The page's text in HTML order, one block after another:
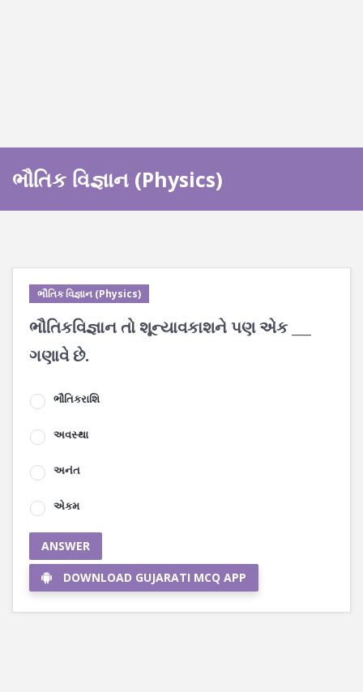
ભૌતિક વિજ્ઞાન (Physics)
ભૌતિક વિજ્ઞાન (Physics)
ભૌતિકવિજ્ઞાન તો શૂન્યાવકાશને પણ એક ___
ગણાવે છે.
ભૌતિકરાશિ
અવસ્થા
અનંત
એકમ
ANSWER
DOWNLOAD GUJARATI MCQ APP